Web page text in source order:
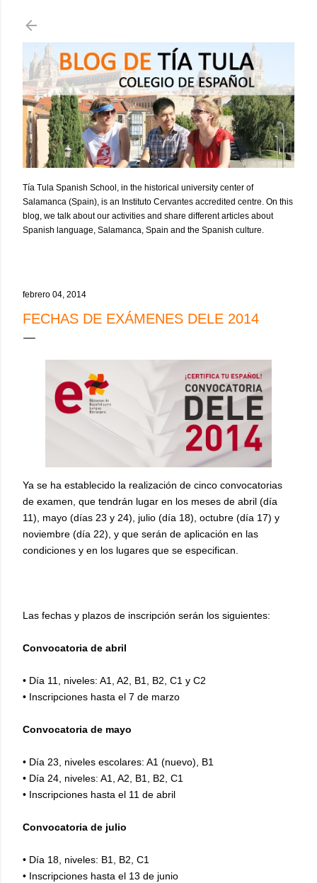
Tía Tula Spanish School, in the historical university center of
Salamanca (Spain), is an Instituto Cervantes accredited centre. On this
blog, we talk about our activities and share different articles about
Spanish language, Salamanca, Spain and the Spanish culture.
febrero 04, 2014
FECHAS DE EXÁMENES DELE 2014
Ya se ha establecido la realización de cinco convocatorias
de examen, que tendrán lugar en los meses de abril (día
11), mayo (días 23 y 24), julio (día 18), octubre (día 17) y
noviembre (día 22), y que serán de aplicación en las
condiciones y en los lugares que se especifican.
Las fechas y plazos de inscripción serán los siguientes:
Convocatoria de abril
• Día 11, niveles: A1, A2, B1, B2, C1 y C2
• Inscripciones hasta el 7 de marzo
Convocatoria de mayo
• Día 23, niveles escolares: A1 (nuevo), B1
• Día 24, niveles: A1, A2, B1, B2, C1
• Inscripciones hasta el 11 de abril
Convocatoria de julio
• Día 18, niveles: B1, B2, C1
• Inscripciones hasta el 13 de junio